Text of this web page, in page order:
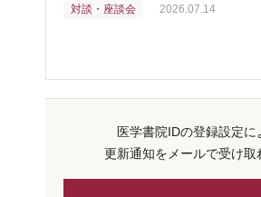
対談・座談会 2026.07.14
医学書院IDの登録設定に
更新通知をメールで受け取